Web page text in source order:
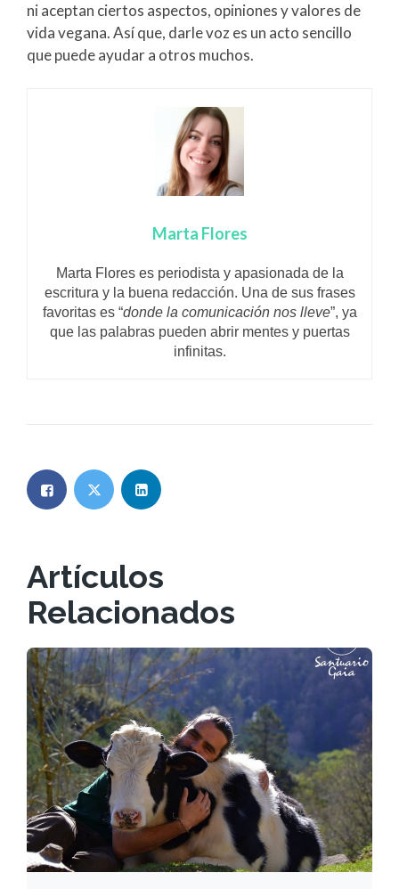
ni aceptan ciertos aspectos, opiniones y valores de
vida vegana. Así que, darle voz es un acto sencillo
que puede ayudar a otros muchos.
Marta Flores
Marta Flores es periodista y apasionada de la
escritura y la buena redacción. Una de sus frases
favoritas es “donde la comunicación nos lleve”, ya
que las palabras pueden abrir mentes y puertas
infinitas.
Artículos
Relacionados